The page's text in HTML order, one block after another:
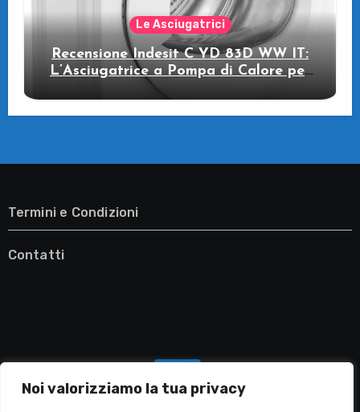
Noi valorizziamo la tua privacy
Le Asciugatrici
Recensione Indesit C YD 83D WW IT:
L’Asciugatrice a Pompa di Calore per
il Tuo Benessere
Termini e Condizioni
Contatti